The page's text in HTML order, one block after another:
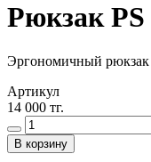
Рюкзак
Эргономичный рюкзак
Артикул
14 000 тг.
В корзину